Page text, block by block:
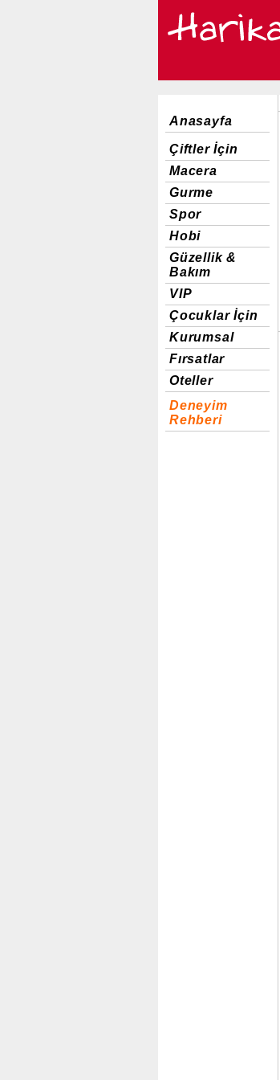
Anasayfa
Çiftler İçin
Macera
Gurme
Spor
Hobi
Güzellik &
Bakım
VIP
Çocuklar İçin
Kurumsal
Fırsatlar
Oteller
Deneyim
Rehberi